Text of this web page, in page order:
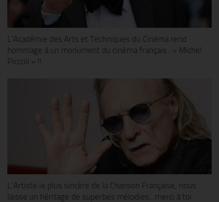
L’Académie des Arts et Techniques du Cinéma rend
hommage à un monument du cinéma français : « Michel
Piccoli » !!
L’Artiste le plus sincère de la Chanson Française, nous
laisse un héritage de superbes mélodies…merci à toi